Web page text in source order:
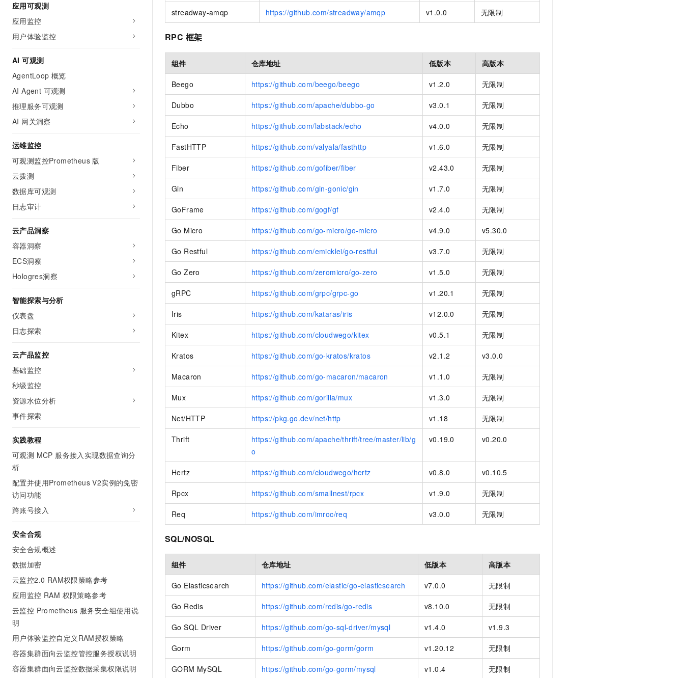
应用可观测
应用监控
用户体验监控
AI 可观测
AgentLoop 概览
AI Agent 可观测
推理服务可观测
AI 网关洞察
运维监控
可观测监控Prometheus 版
云拨测
数据库可观测
日志审计
云产品洞察
容器洞察
ECS洞察
Hologres洞察
智能探索与分析
仪表盘
日志探索
云产品监控
基础监控
秒级监控
资源水位分析
事件探索
实践教程
可观测 MCP 服务接入实现数据查询分
析
配置并使用Prometheus V2实例的免密
访问功能
跨账号接入
安全合规
安全合规概述
数据加密
云监控2.0 RAM权限策略参考
应用监控 RAM 权限策略参考
云监控 Prometheus 服务安全组使用说
明
用户体验监控自定义RAM授权策略
容器集群面向云监控管控服务授权说明
容器集群面向云监控数据采集权限说明
streadway-amqp https://github.com/streadway/amqp v1.0.0 无限制
RPC 框架
组件 仓库地址 低版本 高版本
Beego https://github.com/beego/beego v1.2.0 无限制
Dubbo https://github.com/apache/dubbo-go v3.0.1 无限制
Echo https://github.com/labstack/echo v4.0.0 无限制
FastHTTP https://github.com/valyala/fasthttp v1.6.0 无限制
Fiber https://github.com/gofiber/fiber v2.43.0 无限制
Gin https://github.com/gin-gonic/gin v1.7.0 无限制
GoFrame https://github.com/gogf/gf v2.4.0 无限制
Go Micro https://github.com/go-micro/go-micro v4.9.0 v5.30.0
Go Restful https://github.com/emicklei/go-restful v3.7.0 无限制
Go Zero https://github.com/zeromicro/go-zero v1.5.0 无限制
gRPC https://github.com/grpc/grpc-go v1.20.1 无限制
Iris https://github.com/kataras/iris v12.0.0 无限制
Kitex https://github.com/cloudwego/kitex v0.5.1 无限制
Kratos https://github.com/go-kratos/kratos v2.1.2 v3.0.0
Macaron https://github.com/go-macaron/macaron v1.1.0 无限制
Mux https://github.com/gorilla/mux v1.3.0 无限制
Net/HTTP https://pkg.go.dev/net/http v1.18 无限制
Thrift
https://github.com/apache/thrift/tree/master/lib/g
o
v0.19.0 v0.20.0
Hertz https://github.com/cloudwego/hertz v0.8.0 v0.10.5
Rpcx https://github.com/smallnest/rpcx v1.9.0 无限制
Req https://github.com/imroc/req v3.0.0 无限制
SQL/NOSQL
组件 仓库地址 低版本 高版本
Go Elasticsearch https://github.com/elastic/go-elasticsearch v7.0.0 无限制
Go Redis https://github.com/redis/go-redis v8.10.0 无限制
Go SQL Driver https://github.com/go-sql-driver/mysql v1.4.0 v1.9.3
Gorm https://github.com/go-gorm/gorm v1.20.12 无限制
GORM MySQL https://github.com/go-gorm/mysql v1.0.4 无限制